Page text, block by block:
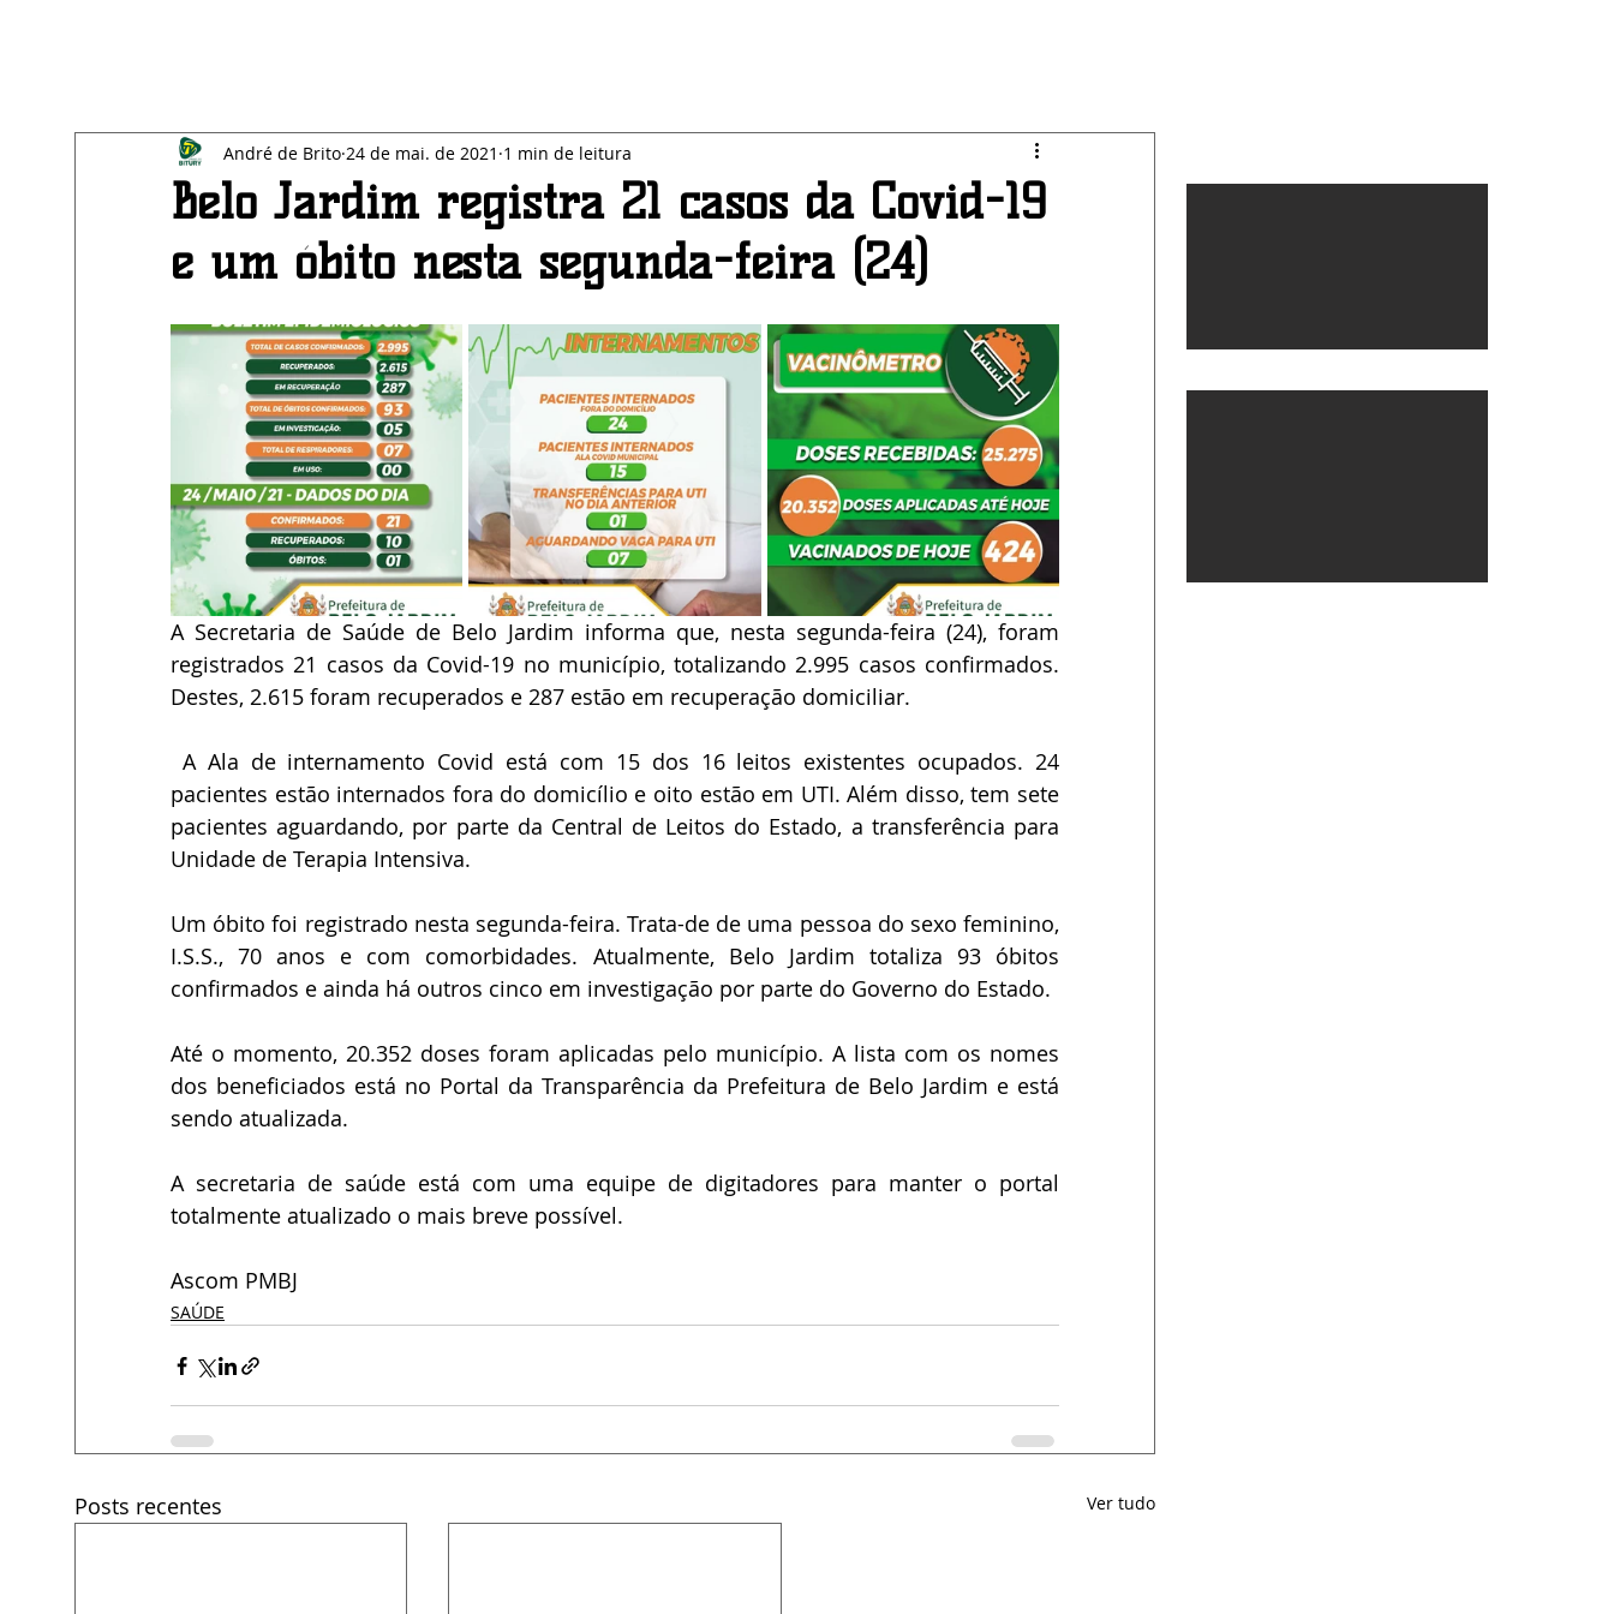
ECONOMIA AGRESTE
Belo Jardim registra 21 casos da Covid-19
e um óbito nesta segunda-feira (24)
André de Brito 24 de mai. de 2021 1 min de leitura
A Secretaria de Saúde de Belo Jardim informa que, nesta segunda-feira (24), foram
registrados 21 casos da Covid-19 no município, totalizando 2.995 casos confirmados.
Destes, 2.615 foram recuperados e 287 estão em recuperação domiciliar.
pacientes estão internados fora do domicílio e oito estão em UTI. Além disso, tem sete
pacientes aguardando, por parte da Central de Leitos do Estado, a transferência para
Unidade de Terapia Intensiva.
Um óbito foi registrado nesta segunda-feira. Trata-de de uma pessoa do sexo feminino,
I.S.S., 70 anos e com comorbidades. Atualmente, Belo Jardim totaliza 93 óbitos
confirmados e ainda há outros cinco em investigação por parte do Governo do Estado.
Até o momento, 20.352 doses foram aplicadas pelo município. A lista com os nomes
dos beneficiados está no Portal da Transparência da Prefeitura de Belo Jardim e está
sendo atualizada.
A secretaria de saúde está com uma equipe de digitadores para manter o portal
totalmente atualizado o mais breve possível.
Ascom PMBJ
SAÚDE
Posts recentes Ver tudo